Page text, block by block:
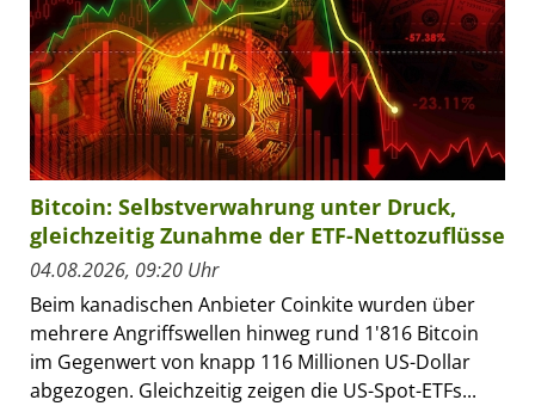
Bitcoin: Selbstverwahrung unter Druck,
gleichzeitig Zunahme der ETF-Nettozuflüsse
04.08.2026, 09:20 Uhr
Beim kanadischen Anbieter Coinkite wurden über
mehrere Angriffswellen hinweg rund 1'816 Bitcoin
im Gegenwert von knapp 116 Millionen US-Dollar
abgezogen. Gleichzeitig zeigen die US-Spot-ETFs...